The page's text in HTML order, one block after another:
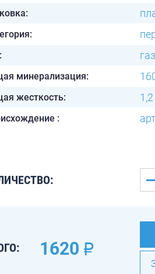
минерализация:
жесткость:
:
1620